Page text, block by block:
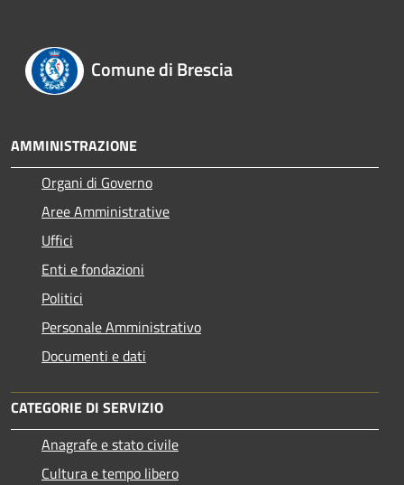
Comune di Brescia
AMMINISTRAZIONE
Organi di Governo
Aree Amministrative
Uffici
Enti e fondazioni
Politici
Personale Amministrativo
Documenti e dati
CATEGORIE DI SERVIZIO
Anagrafe e stato civile
Cultura e tempo libero